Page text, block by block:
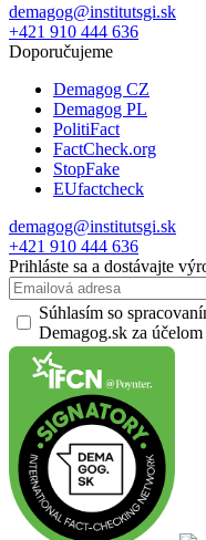
demagog@institutsgi.sk
+421 910 444 636
Doporučujeme
Demagog CZ
Demagog PL
PolitiFact
FactCheck.org
StopFake
EUfactcheck
demagog@institutsgi.sk
+421 910 444 636
Prihláste sa a dostávajte
Súhlasím so
Demagog.sk za